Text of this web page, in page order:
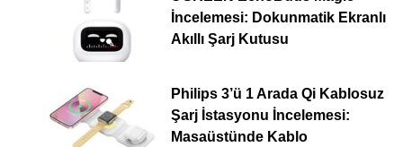
İncelemesi: Dokunmatik Ekranlı
Akıllı Şarj Kutusu
Philips 3’ü 1 Arada Qi Kablosuz
Şarj İstasyonu İncelemesi:
Masaüstünde Kablo